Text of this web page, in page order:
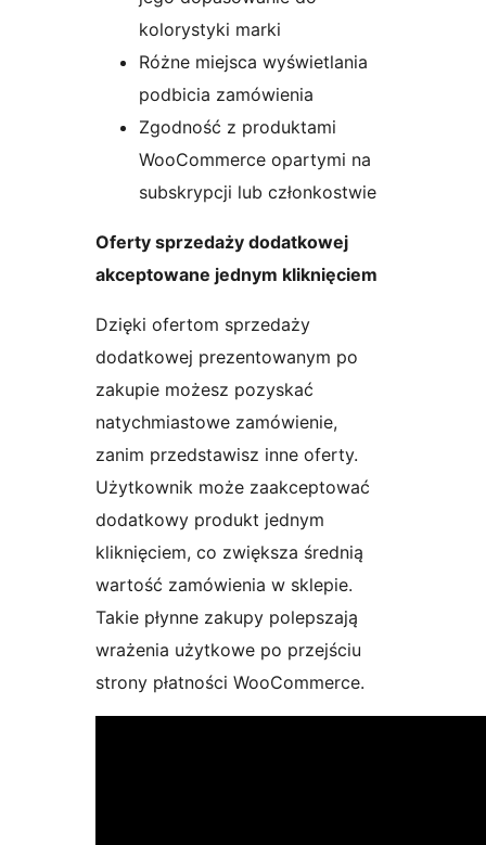
kolorystyki marki
Różne miejsca wyświetlania
podbicia zamówienia
Zgodność z produktami
WooCommerce opartymi na
subskrypcji lub członkostwie
Oferty sprzedaży dodatkowej
akceptowane jednym kliknięciem
Dzięki ofertom sprzedaży
dodatkowej prezentowanym po
zakupie możesz pozyskać
natychmiastowe zamówienie,
zanim przedstawisz inne oferty.
Użytkownik może zaakceptować
dodatkowy produkt jednym
kliknięciem, co zwiększa średnią
wartość zamówienia w sklepie.
Takie płynne zakupy polepszają
wrażenia użytkowe po przejściu
strony płatności WooCommerce.